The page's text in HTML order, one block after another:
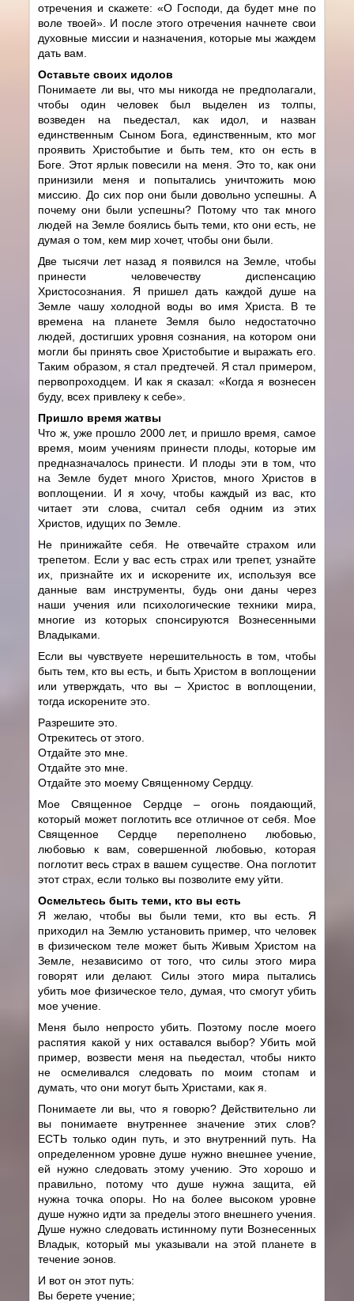
отречения и скажете: «О Господи, да будет мне по
воле твоей». И после этого отречения начнете свои
духовные миссии и назначения, которые мы жаждем
дать вам.
Оставьте своих идолов
Понимаете ли вы, что мы никогда не предполагали,
чтобы один человек был выделен из толпы,
возведен на пьедестал, как идол, и назван
единственным Сыном Бога, единственным, кто мог
проявить Христобытие и быть тем, кто он есть в
Боге. Этот ярлык повесили на меня. Это то, как они
принизили меня и попытались уничтожить мою
миссию. До сих пор они были довольно успешны. А
почему они были успешны? Потому что так много
людей на Земле боялись быть теми, кто они есть, не
думая о том, кем мир хочет, чтобы они были.
Две тысячи лет назад я появился на Земле, чтобы
принести человечеству диспенсацию
Христосознания. Я пришел дать каждой душе на
Земле чашу холодной воды во имя Христа. В те
времена на планете Земля было недостаточно
людей, достигших уровня сознания, на котором они
могли бы принять свое Христобытие и выражать его.
Таким образом, я стал предтечей. Я стал примером,
первопроходцем. И как я сказал: «Когда я вознесен
буду, всех привлеку к себе».
Пришло время жатвы
Что ж, уже прошло 2000 лет, и пришло время, самое
время, моим учениям принести плоды, которые им
предназначалось принести. И плоды эти в том, что
на Земле будет много Христов, много Христов в
воплощении. И я хочу, чтобы каждый из вас, кто
читает эти слова, считал себя одним из этих
Христов, идущих по Земле.
Не принижайте себя. Не отвечайте страхом или
трепетом. Если у вас есть страх или трепет, узнайте
их, признайте их и искорените их, используя все
данные вам инструменты, будь они даны через
наши учения или психологические техники мира,
многие из которых спонсируются Вознесенными
Владыками.
Если вы чувствуете нерешительность в том, чтобы
быть тем, кто вы есть, и быть Христом в воплощении
или утверждать, что вы – Христос в воплощении,
тогда искорените это.
Разрешите это.
Отрекитесь от этого.
Отдайте это мне.
Отдайте это мне.
Отдайте это моему Священному Сердцу.
Мое Священное Сердце – огонь поядающий,
который может поглотить все отличное от себя. Мое
Священное Сердце переполнено любовью,
любовью к вам, совершенной любовью, которая
поглотит весь страх в вашем существе. Она поглотит
этот страх, если только вы позволите ему уйти.
Осмельтесь быть теми, кто вы есть
Я желаю, чтобы вы были теми, кто вы есть. Я
приходил на Землю установить пример, что человек
в физическом теле может быть Живым Христом на
Земле, независимо от того, что силы этого мира
говорят или делают. Силы этого мира пытались
убить мое физическое тело, думая, что смогут убить
мое учение.
Меня было непросто убить. Поэтому после моего
распятия какой у них оставался выбор? Убить мой
пример, возвести меня на пьедестал, чтобы никто
не осмеливался следовать по моим стопам и
думать, что они могут быть Христами, как я.
Понимаете ли вы, что я говорю? Действительно ли
вы понимаете внутреннее значение этих слов?
ЕСТЬ только один путь, и это внутренний путь. На
определенном уровне душе нужно внешнее учение,
ей нужно следовать этому учению. Это хорошо и
правильно, потому что душе нужна защита, ей
нужна точка опоры. Но на более высоком уровне
душе нужно идти за пределы этого внешнего учения.
Душе нужно следовать истинному пути Вознесенных
Владык, который мы указывали на этой планете в
течение эонов.
И вот он этот путь:
Вы берете учение;